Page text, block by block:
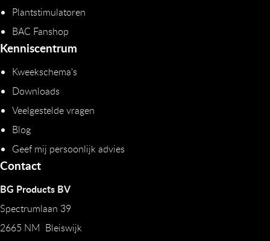
Plantstimulatoren
BAC Fanshop
Kenniscentrum
Kweekschema's
Downloads
Veelgestelde vragen
Blog
Geef mij persoonlijk advies
Contact
BG Products BV
Spectrumlaan 39
2665 NM Bleiswijk